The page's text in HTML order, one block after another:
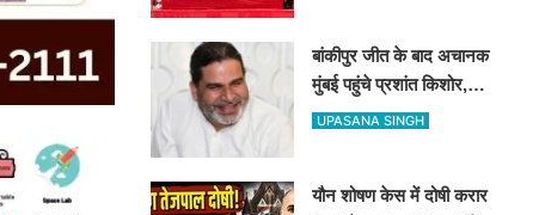
बांकीपुर जीत के बाद अचानक
मुंबई पहुंचे प्रशांत किशोर,
NCP प्रमुख सुनेत्रा पवार से
UPASANA SINGH
यौन शोषण केस में दोषी करार